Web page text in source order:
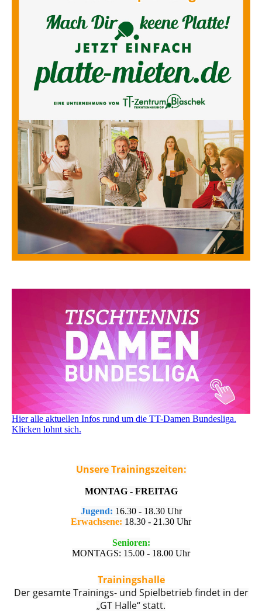
Hier alle aktuellen Infos rund um die TT-Damen Bundesliga.
Klicken lohnt sich.
Unsere Trainingszeiten:
MONTAG - FREITAG
Jugend: 16.30 - 18.30 Uhr
Erwachsene: 18.30 - 21.30 Uhr
Senioren:
MONTAGS: 15.00 - 18.00 Uhr
Trainingshalle
Der gesamte Trainings- und Spielbetrieb findet in der
„GT Halle“ statt.